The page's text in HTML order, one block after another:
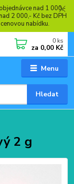
nad 1 000,-
2 000,- Kč bez DPH
nabídku.
Menu
Hledat
0 ks
za 0,00 Kč
2 g